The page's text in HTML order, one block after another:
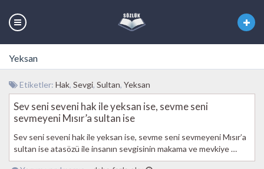
Yeksan
Etiketler: Hak, Sevgi, Sultan, Yeksan
Sev seni seveni hak ile yeksan ise, sevme seni
sevmeyeni Mısır’a sultan ise
Sev seni seveni hak ile yeksan ise, sevme seni sevmeyeni Mısır’a
sultan ise atasözü ile insanın sevgisinin makama ve mevkiye …